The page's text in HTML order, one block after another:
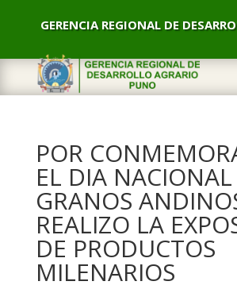
GERENCIA REGIONAL DE
POR
EL DIA
GRANOS
REALIZO LA
DE PRODUCTOS
MILENARIOS